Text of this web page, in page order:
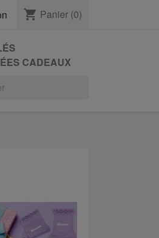
shopping_cart Panier (0)
CADEAUX